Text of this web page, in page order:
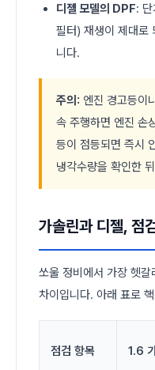
디젤 모델의 DPF:
필터) 재생이 제대로
니다.
주의: 엔진 경고등이
속 주행하면 엔진 손
등이 점등되면 즉시
냉각수량을 확인한
가솔린과 디젤, 점
쏘울 정비에서 가장 헷
차이입니다. 아래 표로
점검 항목 1.6